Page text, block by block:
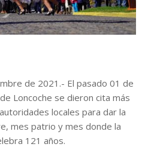
de 2021.- El pasado 01 de
Loncoche se dieron cita más
locales para dar la
mes patrio y mes donde la
121 años.